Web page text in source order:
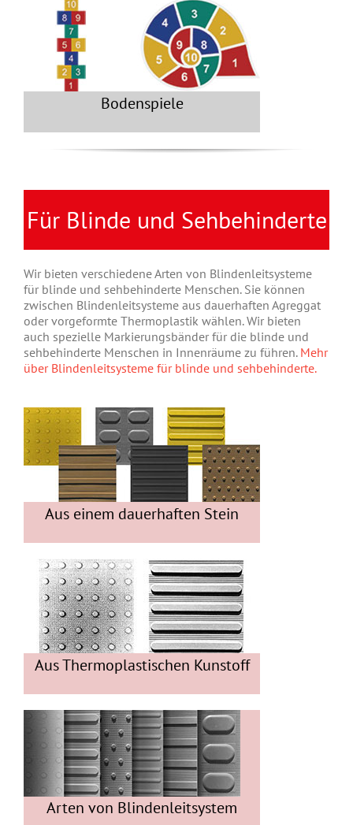
Bodenspiele
Für Blinde und Sehbehinderte
Wir bieten verschiedene Arten von Blindenleitsysteme
für blinde und sehbehinderte Menschen. Sie können
zwischen Blindenleitsysteme aus dauerhaften Agreggat
oder vorgeformte Thermoplastik wählen. Wir bieten
auch spezielle Markierungsbänder für die blinde und
sehbehinderte Menschen in Innenräume zu führen. Mehr
über Blindenleitsysteme für blinde und sehbehinderte.
Aus einem dauerhaften Stein
Aus Thermoplastischen Kunstoff
Arten von Blindenleitsystem